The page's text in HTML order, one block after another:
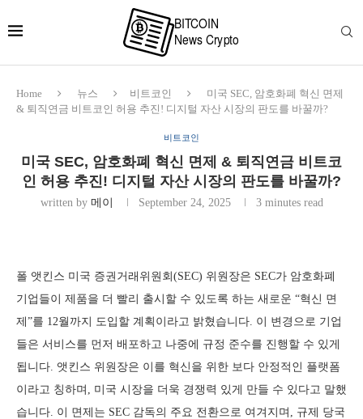
Home 뉴스 비트코인
미국 SEC, 암호화폐 혁신 면제
& 퇴직연금 비트코인 허용 추진! 디지털 자산 시장의 판도를 바꿀까?
비트코인
미국 SEC, 암호화폐 혁신 면제 & 퇴직연금 비트코
인 허용 추진! 디지털 자산 시장의 판도를 바꿀까?
written by 메이 September 24, 2025 3 minutes read
폴 앳킨스 미국 증권거래위원회(SEC) 위원장은 SEC가 암호화폐
기업들이 제품을 더 빨리 출시할 수 있도록 하는 새로운 “혁신 면
제”를 12월까지 도입할 계획이라고 밝혔습니다. 이 변경으로 기업
들은 서비스를 먼저 배포하고 나중에 규정 준수를 진행할 수 있게
됩니다. 앳킨스 위원장은 이를 혁신을 위한 보다 안정적인 플랫폼
이라고 칭하며, 미국 시장을 더욱 경쟁력 있게 만들 수 있다고 말했
습니다. 이 면제는 SEC 감독의 주요 전환으로 여겨지며, 규제 당국